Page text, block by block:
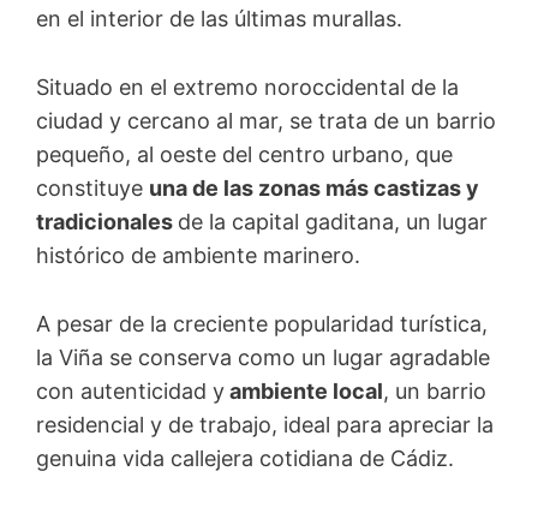
en el interior de las últimas murallas.
Situado en el extremo noroccidental de la
ciudad y cercano al mar, se trata de un barrio
pequeño, al oeste del centro urbano, que
constituye una de las zonas más castizas y
tradicionales de la capital gaditana, un lugar
histórico de ambiente marinero.
A pesar de la creciente popularidad turística,
la Viña se conserva como un lugar agradable
con autenticidad yambiente local, un barrio
residencial y de trabajo, ideal para apreciar la
genuina vida callejera cotidiana de Cádiz.